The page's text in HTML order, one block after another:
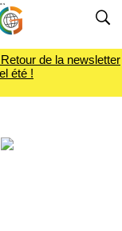
de la newsletter
été !